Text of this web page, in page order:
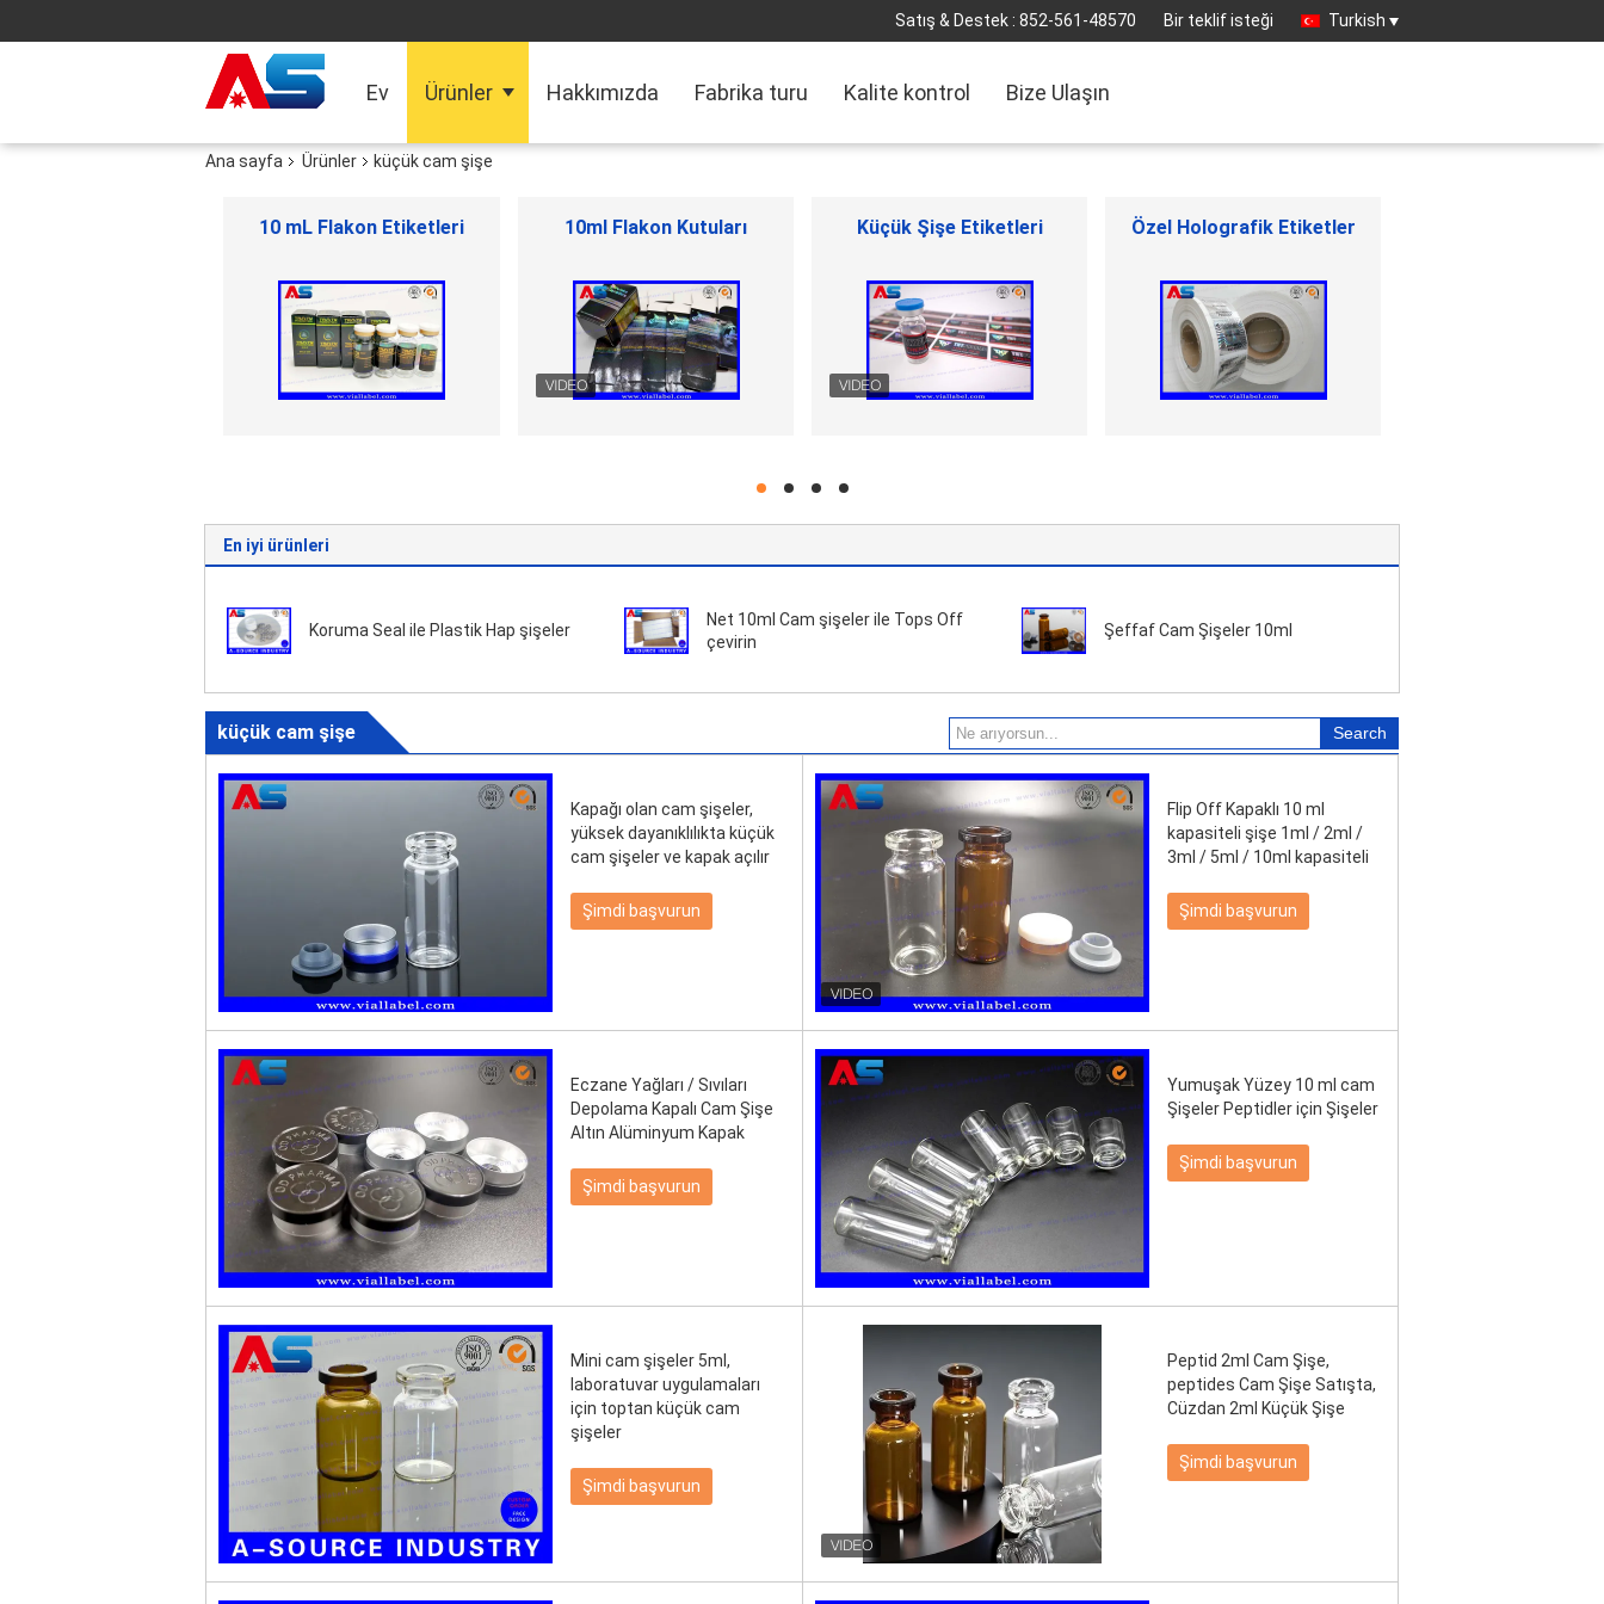
Satış & Destek : 852-561-48570 Bir teklif isteği Turkish
Ev Ürünler Hakkımızda Fabrika turu Kalite kontrol Bize Ulaşın
Ana sayfa Ürünler küçük cam şişe
küçük cam şişe Kapağı kapalı çevirin Plastik şişeler hap İlaç ambalaj kutusu
hd hd hd hd
En iyi ürünleri
Koruma Seal ile Plastik Hap şişeler
Net 10ml Cam şişeler ile Tops Off
çevirin
Şeffaf Cam Şişeler 10ml
küçük cam şişe
Kapağı olan cam şişeler,
yüksek dayanıklılıkta küçük
cam şişeler ve kapak açılır
Şimdi başvurun
Flip Off Kapaklı 10 ml
kapasiteli şişe 1ml / 2ml /
3ml / 5ml / 10ml kapasiteli
Şimdi başvurun
Eczane Yağları / Sıvıları
Depolama Kapalı Cam Şişe
Altın Alüminyum Kapak
Şimdi başvurun
Yumuşak Yüzey 10 ml cam
Şişeler Peptidler için Şişeler
Şimdi başvurun
Mini cam şişeler 5ml,
laboratuvar uygulamaları
için toptan küçük cam
şişeler
Şimdi başvurun
Peptid 2ml Cam Şişe,
peptides Cam Şişe Satışta,
Cüzdan 2ml Küçük Şişe
Şimdi başvurun